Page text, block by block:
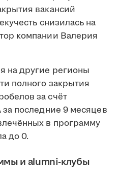
вакансий
снизилась на
компании Валерия
на другие регионы
полного закрытия
за счёт
последние 9 месяцев
в программу
до 0.
и alumni-клубы